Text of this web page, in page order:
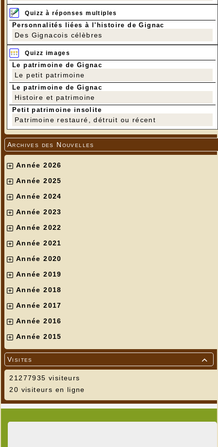
Quizz à réponses multiples
Personnalités liées à l'histoire de Gignac
Des Gignacois célèbres
Quizz images
Le patrimoine de Gignac
Le petit patrimoine
Le patrimoine de Gignac
Histoire et patrimoine
Petit patrimoine insolite
Patrimoine restauré, détruit ou récent
Archives des Nouvelles
Année 2026
Année 2025
Année 2024
Année 2023
Année 2022
Année 2021
Année 2020
Année 2019
Année 2018
Année 2017
Année 2016
Année 2015

Visites
21277935 visiteurs
20 visiteurs en ligne